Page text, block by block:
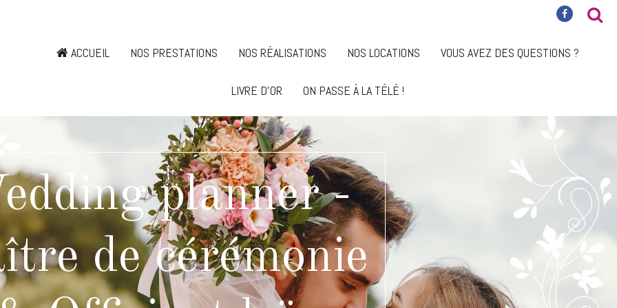
ACCUEIL NOS PRESTATIONS NOS RÉALISATIONS NOS LOCATIONS VOUS AVEZ DES QUESTIONS ?
LIVRE D'OR ON PASSE À LA TÉLÉ !
planner -
de cérémonie